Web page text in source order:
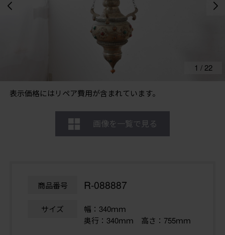
表示価格にはリペア費用が含まれています。
1 /22
画像を一覧で見る
商品番号 R-088887
サイズ
幅：340ｍｍ
奥行：340ｍｍ 高さ：755ｍｍ